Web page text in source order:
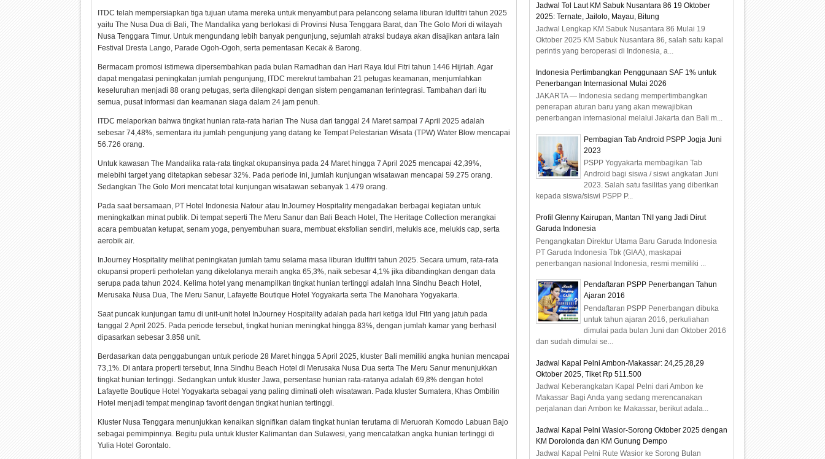
ITDC telah mempersiapkan tiga tujuan utama mereka untuk menyambut para pelancong selama liburan Idulfitri tahun 2025
yaitu The Nusa Dua di Bali, The Mandalika yang berlokasi di Provinsi Nusa Tenggara Barat, dan The Golo Mori di wilayah
Nusa Tenggara Timur. Untuk mengundang lebih banyak pengunjung, sejumlah atraksi budaya akan disajikan antara lain
Festival Dresta Lango, Parade Ogoh-Ogoh, serta pementasan Kecak & Barong.
Bermacam promosi istimewa dipersembahkan pada bulan Ramadhan dan Hari Raya Idul Fitri tahun 1446 Hijriah. Agar
dapat mengatasi peningkatan jumlah pengunjung, ITDC merekrut tambahan 21 petugas keamanan, menjumlahkan
keseluruhan menjadi 88 orang petugas, serta dilengkapi dengan sistem pengamanan terintegrasi. Tambahan dari itu
semua, pusat informasi dan keamanan siaga dalam 24 jam penuh.
ITDC melaporkan bahwa tingkat hunian rata-rata harian The Nusa dari tanggal 24 Maret sampai 7 April 2025 adalah
sebesar 74,48%, sementara itu jumlah pengunjung yang datang ke Tempat Pelestarian Wisata (TPW) Water Blow mencapai
56.726 orang.
Untuk kawasan The Mandalika rata-rata tingkat okupansinya pada 24 Maret hingga 7 April 2025 mencapai 42,39%,
melebihi target yang ditetapkan sebesar 32%. Pada periode ini, jumlah kunjungan wisatawan mencapai 59.275 orang.
Sedangkan The Golo Mori mencatat total kunjungan wisatawan sebanyak 1.479 orang.
Pada saat bersamaan, PT Hotel Indonesia Natour atau InJourney Hospitality mengadakan berbagai kegiatan untuk
meningkatkan minat publik. Di tempat seperti The Meru Sanur dan Bali Beach Hotel, The Heritage Collection merangkai
acara pembuatan ketupat, senam yoga, penyembuhan suara, membuat eksfolian sendiri, melukis ace, melukis cap, serta
aerobik air.
InJourney Hospitality melihat peningkatan jumlah tamu selama masa liburan Idulfitri tahun 2025. Secara umum, rata-rata
okupansi properti perhotelan yang dikelolanya meraih angka 65,3%, naik sebesar 4,1% jika dibandingkan dengan data
serupa pada tahun 2024. Kelima hotel yang menampilkan tingkat hunian tertinggi adalah Inna Sindhu Beach Hotel,
Merusaka Nusa Dua, The Meru Sanur, Lafayette Boutique Hotel Yogyakarta serta The Manohara Yogyakarta.
Saat puncak kunjungan tamu di unit-unit hotel InJourney Hospitality adalah pada hari ketiga Idul Fitri yang jatuh pada
tanggal 2 April 2025. Pada periode tersebut, tingkat hunian meningkat hingga 83%, dengan jumlah kamar yang berhasil
dipasarkan sebesar 3.858 unit.
Berdasarkan data penggabungan untuk periode 28 Maret hingga 5 April 2025, kluster Bali memiliki angka hunian mencapai
73,1%. Di antara properti tersebut, Inna Sindhu Beach Hotel di Merusaka Nusa Dua serta The Meru Sanur menunjukkan
tingkat hunian tertinggi. Sedangkan untuk kluster Jawa, persentase hunian rata-ratanya adalah 69,8% dengan hotel
Lafayette Boutique Hotel Yogyakarta sebagai yang paling diminati oleh wisatawan. Pada kluster Sumatera, Khas Ombilin
Hotel menjadi tempat menginap favorit dengan tingkat hunian tertinggi.
Kluster Nusa Tenggara menunjukkan kenaikan signifikan dalam tingkat hunian terutama di Meruorah Komodo Labuan Bajo
sebagai pemimpinnya. Begitu pula untuk kluster Kalimantan dan Sulawesi, yang mencatatkan angka hunian tertinggi di
Yulia Hotel Gorontalo.
Jadwal Tol Laut KM Sabuk Nusantara 86 19 Oktober
2025: Ternate, Jailolo, Mayau, Bitung
Jadwal Lengkap KM Sabuk Nusantara 86 Mulai 19
Oktober 2025 KM Sabuk Nusantara 86, salah satu kapal
perintis yang beroperasi di Indonesia, a...
Indonesia Pertimbangkan Penggunaan SAF 1% untuk
Penerbangan Internasional Mulai 2026
JAKARTA — Indonesia sedang mempertimbangkan
penerapan aturan baru yang akan mewajibkan
penerbangan internasional melalui Jakarta dan Bali m...
Pembagian Tab Android PSPP Jogja Juni
2023
PSPP Yogyakarta membagikan Tab
Android bagi siswa / siswi angkatan Juni
2023. Salah satu fasilitas yang diberikan
kepada siswa/siswi PSPP P...
Profil Glenny Kairupan, Mantan TNI yang Jadi Dirut
Garuda Indonesia
Pengangkatan Direktur Utama Baru Garuda Indonesia
PT Garuda Indonesia Tbk (GIAA), maskapai
penerbangan nasional Indonesia, resmi memiliki ...
Pendaftaran PSPP Penerbangan Tahun
Ajaran 2016
Pendaftaran PSPP Penerbangan dibuka
untuk tahun ajaran 2016, perkuliahan
dimulai pada bulan Juni dan Oktober 2016
dan sudah dimulai se...
Jadwal Kapal Pelni Ambon-Makassar: 24,25,28,29
Oktober 2025, Tiket Rp 511.500
Jadwal Keberangkatan Kapal Pelni dari Ambon ke
Makassar Bagi Anda yang sedang merencanakan
perjalanan dari Ambon ke Makassar, berikut adala...
Jadwal Kapal Pelni Wasior-Sorong Oktober 2025 dengan
KM Dorolonda dan KM Gunung Dempo
Jadwal Kapal Pelni Rute Wasior ke Sorong Bulan